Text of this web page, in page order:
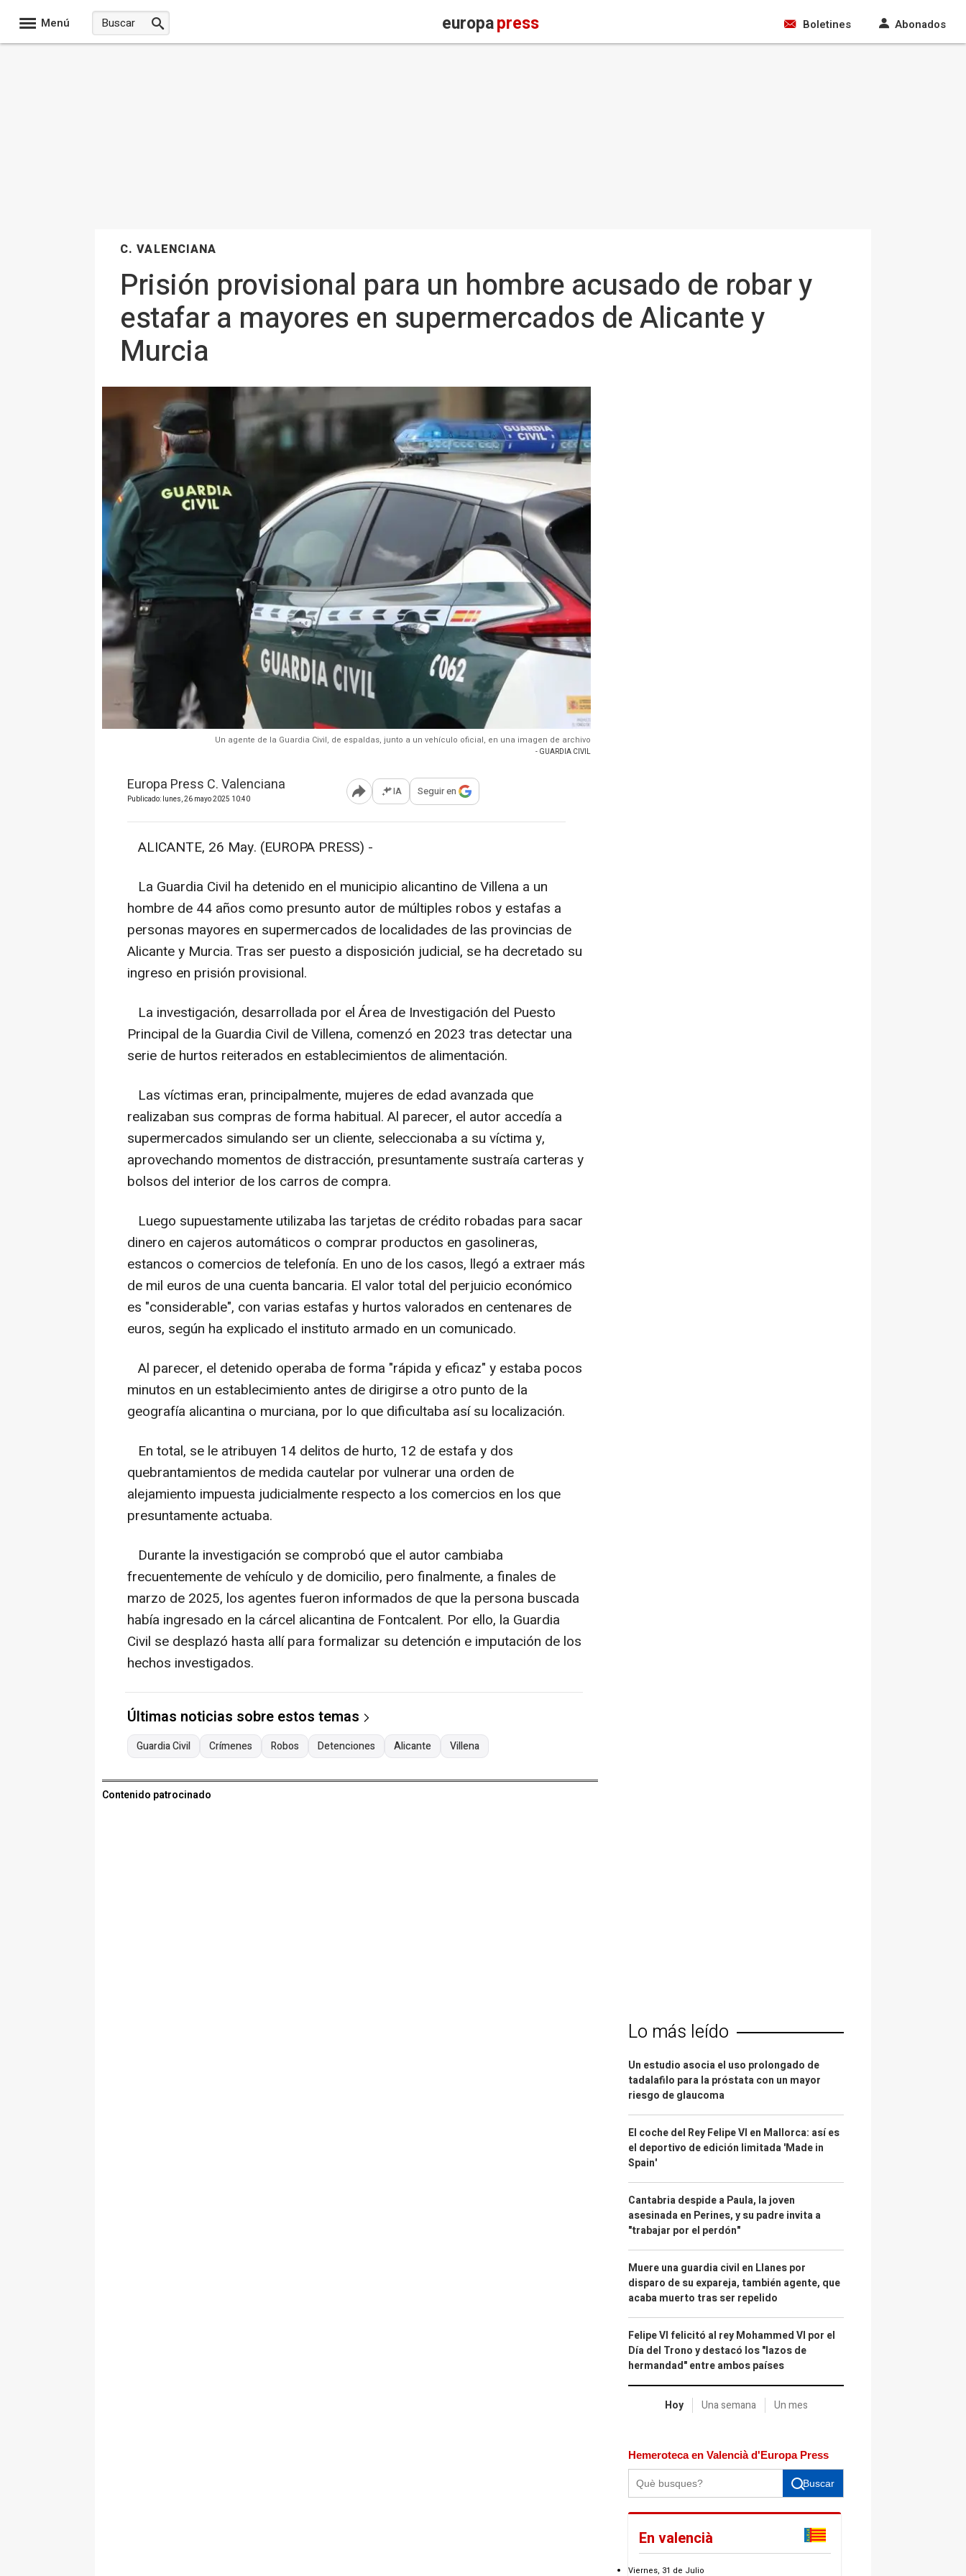
Menú europapress Boletines Abonados
C. VALENCIANA
Prisión provisional para un hombre acusado de robar y
estafar a mayores en supermercados de Alicante y
Murcia
Un agente de la Guardia Civil, de espaldas, junto a un vehículo oficial, en una imagen de archivo
- GUARDIA CIVIL
Europa Press C. Valenciana
Publicado: lunes, 26 mayo 2025 10:40 Abrir opciones para compartir
IA Seguir en
ALICANTE, 26 May. (EUROPA PRESS) -
La Guardia Civil ha detenido en el municipio alicantino de Villena a un
hombre de 44 años como presunto autor de múltiples robos y estafas a
personas mayores en supermercados de localidades de las provincias de
Alicante y Murcia. Tras ser puesto a disposición judicial, se ha decretado su
ingreso en prisión provisional.
La investigación, desarrollada por el Área de Investigación del Puesto
Principal de la Guardia Civil de Villena, comenzó en 2023 tras detectar una
serie de hurtos reiterados en establecimientos de alimentación.
Las víctimas eran, principalmente, mujeres de edad avanzada que
realizaban sus compras de forma habitual. Al parecer, el autor accedía a
supermercados simulando ser un cliente, seleccionaba a su víctima y,
aprovechando momentos de distracción, presuntamente sustraía carteras y
bolsos del interior de los carros de compra.
Luego supuestamente utilizaba las tarjetas de crédito robadas para sacar
dinero en cajeros automáticos o comprar productos en gasolineras,
estancos o comercios de telefonía. En uno de los casos, llegó a extraer más
de mil euros de una cuenta bancaria. El valor total del perjuicio económico
es "considerable", con varias estafas y hurtos valorados en centenares de
euros, según ha explicado el instituto armado en un comunicado.
Al parecer, el detenido operaba de forma "rápida y eficaz" y estaba pocos
minutos en un establecimiento antes de dirigirse a otro punto de la
geografía alicantina o murciana, por lo que dificultaba así su localización.
En total, se le atribuyen 14 delitos de hurto, 12 de estafa y dos
quebrantamientos de medida cautelar por vulnerar una orden de
alejamiento impuesta judicialmente respecto a los comercios en los que
presuntamente actuaba.
Durante la investigación se comprobó que el autor cambiaba
frecuentemente de vehículo y de domicilio, pero finalmente, a finales de
marzo de 2025, los agentes fueron informados de que la persona buscada
había ingresado en la cárcel alicantina de Fontcalent. Por ello, la Guardia
Civil se desplazó hasta allí para formalizar su detención e imputación de los
hechos investigados.
Últimas noticias sobre estos temas
Guardia Civil Crímenes Robos Detenciones Alicante Villena
Contenido patrocinado
Lo más leído
Un estudio asocia el uso prolongado de
tadalafilo para la próstata con un mayor
riesgo de glaucoma
El coche del Rey Felipe VI en Mallorca: así es
el deportivo de edición limitada 'Made in
Spain'
Cantabria despide a Paula, la joven
asesinada en Perines, y su padre invita a
"trabajar por el perdón"
Muere una guardia civil en Llanes por
disparo de su expareja, también agente, que
acaba muerto tras ser repelido
Felipe VI felicitó al rey Mohammed VI por el
Día del Trono y destacó los "lazos de
hermandad" entre ambos países
Hoy Una semana Un mes
Hemeroteca en Valencià d'Europa Press
Buscar
En valencià
Viernes, 31 de Julio